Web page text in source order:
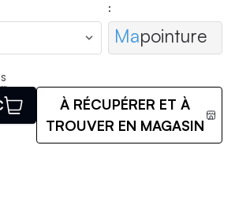
:
Mapointure
À RÉCUPÉRER ET À
TROUVER EN MAGASIN